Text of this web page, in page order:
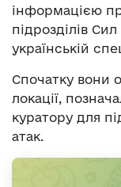
інформацією
підрозділів
українській
Спочатку вони
локації,
куратору для
атак.